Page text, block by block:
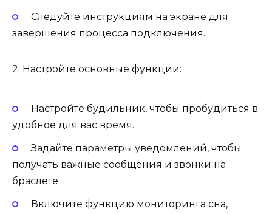
Следуйте инструкциям на экране для
завершения процесса подключения.
2. Настройте основные функции:
Настройте будильник, чтобы пробудиться в
удобное для вас время.
Задайте параметры уведомлений, чтобы
получать важные сообщения и звонки на
браслете.
Включите функцию мониторинга сна,